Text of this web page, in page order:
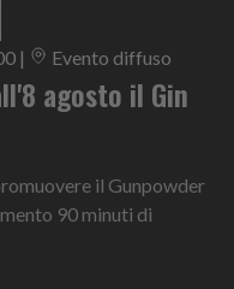
| Evento diffuso
agosto il Gin
il Gunpowder
90 minuti di